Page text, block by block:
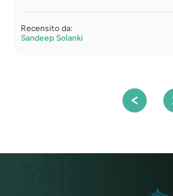
Recensito da:
Sandeep Solanki